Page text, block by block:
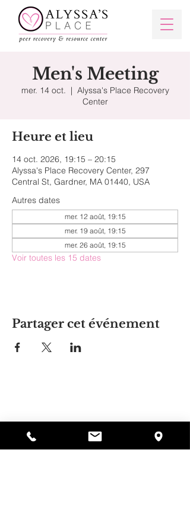
Men's Meeting
mer. 14 oct.
  |
Alyssa's Place Recovery
Center
Heure et lieu
14 oct. 2026, 19:15 – 20:15
Alyssa's Place Recovery Center, 297
Central St, Gardner, MA 01440, USA
Autres dates
mer. 12 août, 19:15
mer. 19 août, 19:15
mer. 26 août, 19:15
Voir toutes les 15 dates
Partager cet événement
978-364-0920